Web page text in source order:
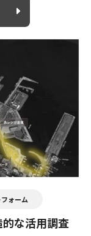
ォーム
な活用調査